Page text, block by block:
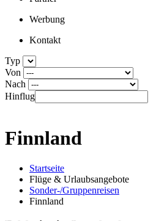
Presse
Partner
Werbung
Kontakt
Typ
Hinflug
Finnland
Startseite